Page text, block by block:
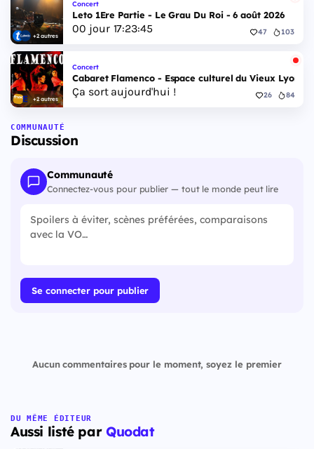
+2 autres
Concert
Leto 1Ere Partie - Le Grau Du Roi - 6 août 2026
00 jour 17:23:45 47 103
+2 autres
Concert
Cabaret Flamenco - Espace culturel du Vieux Lyon -
Ça sort aujourd'hui ! 26 84
COMMUNAUTÉ
Discussion
Communauté
Connectez-vous pour publier — tout le monde peut lire
Se connecter pour publier
Aucun commentaires pour le moment, soyez le premier
DU MÊME ÉDITEUR
Aussi listé par Quodat